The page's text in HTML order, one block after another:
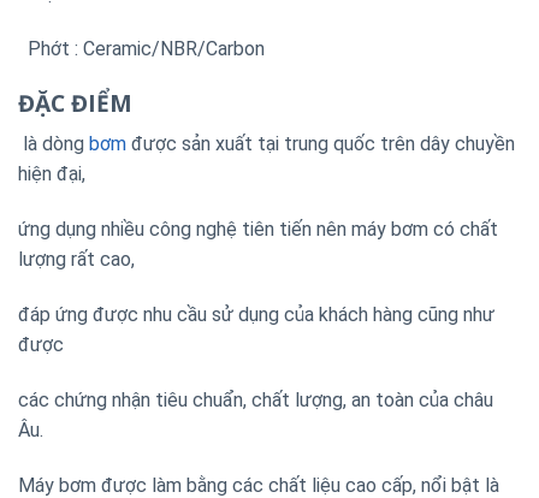
Phớt : Ceramic/NBR/Carbon
ĐẶC ĐIỂM
là dòng bơm được sản xuất tại trung quốc trên dây chuyền
hiện đại,
ứng dụng nhiều công nghệ tiên tiến nên máy bơm có chất
lượng rất cao,
đáp ứng được nhu cầu sử dụng của khách hàng cũng như
được
các chứng nhận tiêu chuẩn, chất lượng, an toàn của châu
Âu.
Máy bơm được làm bằng các chất liệu cao cấp, nổi bật là